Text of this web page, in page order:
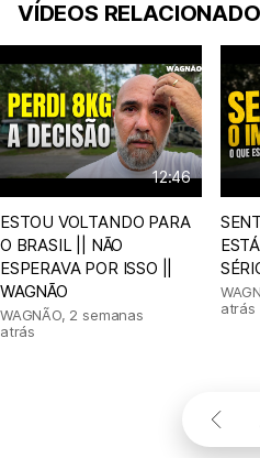
VÍDEOS
12:46
ESTOU VOLTANDO PARA
O BRASIL || NÃO
ESPERAVA POR ISSO ||
WAGNÃO
WAGNÃO, 2 semanas
atrás
atrás